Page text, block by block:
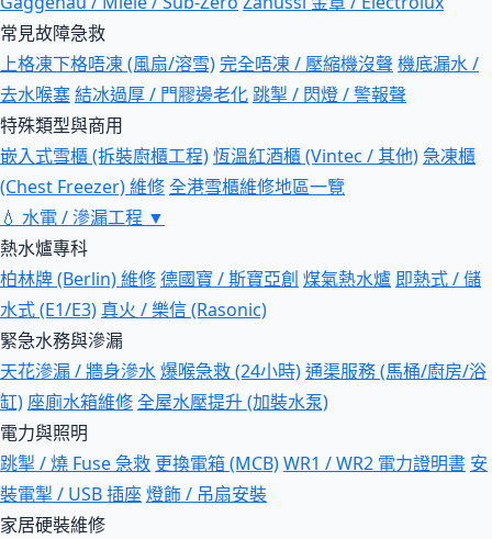
常見故障急救
上格凍下格唔凍 (風扇/溶雪)完全唔凍 / 壓縮機沒聲 機底漏水 /
去水喉塞結冰過厚 / 門膠邊老化跳掣 / 閃燈 / 警報聲
特殊類型與商用
嵌入式雪櫃 (拆裝廚櫃工程)恆溫紅酒櫃 (Vintec / 其他)急凍櫃
(Chest Freezer) 維修全港雪櫃維修地區一覽
💧 水電 / 滲漏工程 ▼
熱水爐專科
柏林牌 (Berlin) 維修德國寶 / 斯寶亞創 煤氣熱水爐 即熱式 / 儲
水式 (E1/E3) 真火 / 樂信 (Rasonic)
緊急水務與滲漏
天花滲漏 / 牆身滲水爆喉急救 (24小時)通渠服務 (馬桶/廚房/浴
缸) 座廁水箱維修全屋水壓提升 (加裝水泵)
電力與照明
跳掣 / 燒 Fuse 急救 更換電箱 (MCB)WR1 / WR2 電力證明書 安
裝電掣 / USB 插座燈飾 / 吊扇安裝
家居硬裝維修